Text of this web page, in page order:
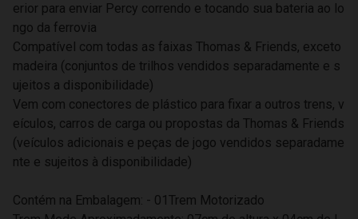
erior para enviar Percy correndo e tocando sua bateria ao lo
ngo da ferrovia
Compatível com todas as faixas Thomas & Friends, exceto
madeira (conjuntos de trilhos vendidos separadamente e s
ujeitos a disponibilidade)
Vem com conectores de plástico para fixar a outros trens, v
eículos, carros de carga ou propostas da Thomas & Friends
(veículos adicionais e peças de jogo vendidos separadame
nte e sujeitos à disponibilidade)
Contém na Embalagem: - 01Trem Motorizado